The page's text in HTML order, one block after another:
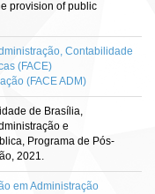
provision of public
Contabilidade
(FACE)
(FACE ADM)
de Brasília,
e
Programa de Pós-
2021.
em Administração